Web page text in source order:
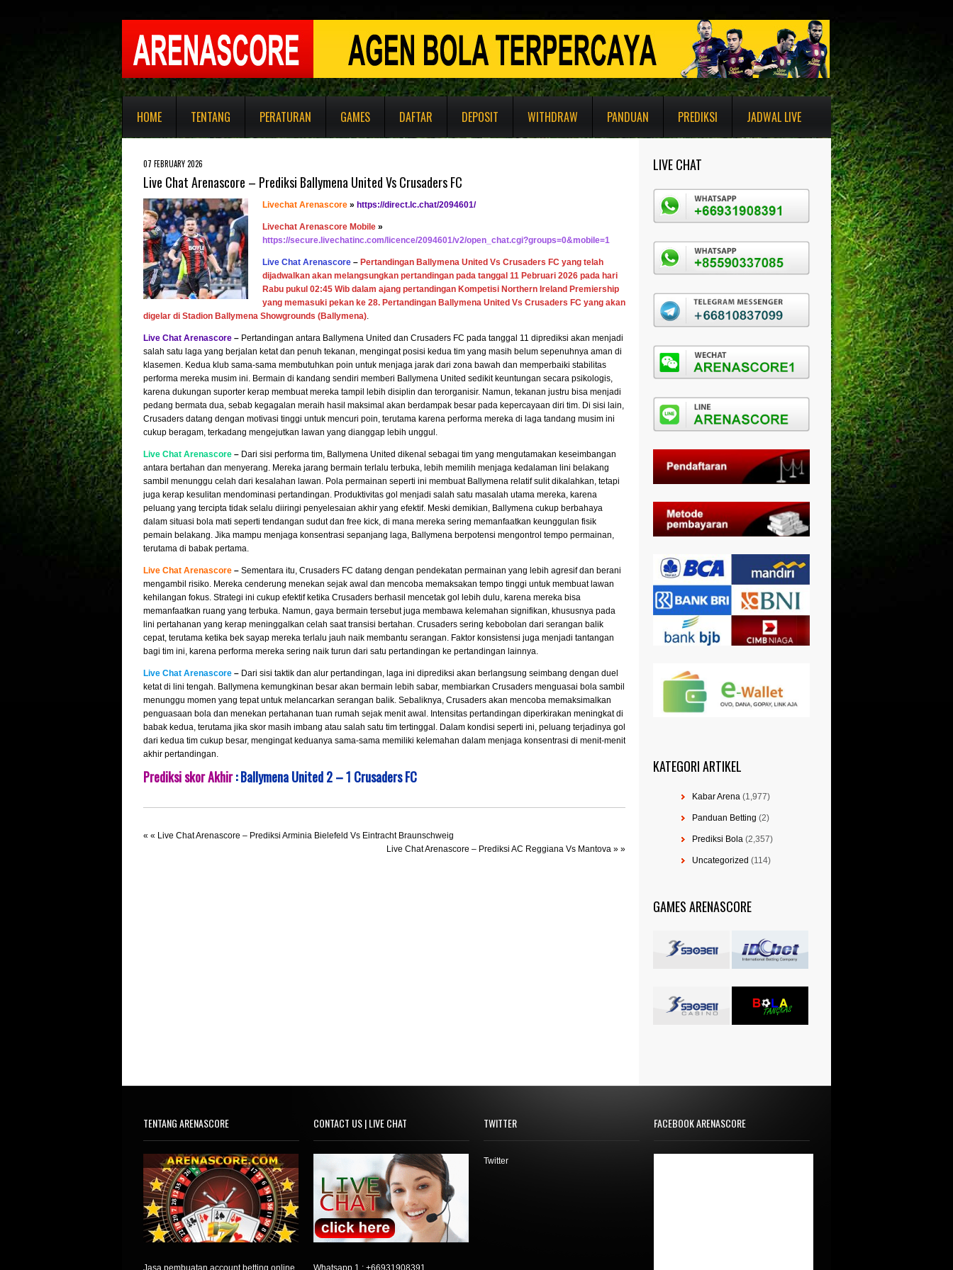
HOME TENTANG PERATURAN GAMES DAFTAR DEPOSIT WITHDRAW PANDUAN PREDIKSI JADWAL LIVE
07 FEBRUARY 2026
Live Chat Arenascore – Prediksi Ballymena United Vs Crusaders FC
Livechat Arenascore » https://direct.lc.chat/2094601/
Livechat Arenascore Mobile »
https://secure.livechatinc.com/licence/2094601/v2/open_chat.cgi?groups=0&mobile=1
Live Chat Arenascore – Pertandingan Ballymena United Vs Crusaders FC yang telah
dijadwalkan akan melangsungkan pertandingan pada tanggal 11 Pebruari 2026 pada hari
Rabu pukul 02:45 Wib dalam ajang pertandingan Kompetisi Northern Ireland Premiership
yang memasuki pekan ke 28. Pertandingan Ballymena United Vs Crusaders FC yang akan
digelar di Stadion Ballymena Showgrounds (Ballymena).
Live Chat Arenascore – Pertandingan antara Ballymena United dan Crusaders FC pada tanggal 11 diprediksi akan menjadi
salah satu laga yang berjalan ketat dan penuh tekanan, mengingat posisi kedua tim yang masih belum sepenuhnya aman di
klasemen. Kedua klub sama-sama membutuhkan poin untuk menjaga jarak dari zona bawah dan memperbaiki stabilitas
performa mereka musim ini. Bermain di kandang sendiri memberi Ballymena United sedikit keuntungan secara psikologis,
karena dukungan suporter kerap membuat mereka tampil lebih disiplin dan terorganisir. Namun, tekanan justru bisa menjadi
pedang bermata dua, sebab kegagalan meraih hasil maksimal akan berdampak besar pada kepercayaan diri tim. Di sisi lain,
Crusaders datang dengan motivasi tinggi untuk mencuri poin, terutama karena performa mereka di laga tandang musim ini
cukup beragam, terkadang mengejutkan lawan yang dianggap lebih unggul.
Live Chat Arenascore – Dari sisi performa tim, Ballymena United dikenal sebagai tim yang mengutamakan keseimbangan
antara bertahan dan menyerang. Mereka jarang bermain terlalu terbuka, lebih memilih menjaga kedalaman lini belakang
sambil menunggu celah dari kesalahan lawan. Pola permainan seperti ini membuat Ballymena relatif sulit dikalahkan, tetapi
juga kerap kesulitan mendominasi pertandingan. Produktivitas gol menjadi salah satu masalah utama mereka, karena
peluang yang tercipta tidak selalu diiringi penyelesaian akhir yang efektif. Meski demikian, Ballymena cukup berbahaya
dalam situasi bola mati seperti tendangan sudut dan free kick, di mana mereka sering memanfaatkan keunggulan fisik
pemain belakang. Jika mampu menjaga konsentrasi sepanjang laga, Ballymena berpotensi mengontrol tempo permainan,
terutama di babak pertama.
Live Chat Arenascore – Sementara itu, Crusaders FC datang dengan pendekatan permainan yang lebih agresif dan berani
mengambil risiko. Mereka cenderung menekan sejak awal dan mencoba memaksakan tempo tinggi untuk membuat lawan
kehilangan fokus. Strategi ini cukup efektif ketika Crusaders berhasil mencetak gol lebih dulu, karena mereka bisa
memanfaatkan ruang yang terbuka. Namun, gaya bermain tersebut juga membawa kelemahan signifikan, khususnya pada
lini pertahanan yang kerap meninggalkan celah saat transisi bertahan. Crusaders sering kebobolan dari serangan balik
cepat, terutama ketika bek sayap mereka terlalu jauh naik membantu serangan. Faktor konsistensi juga menjadi tantangan
bagi tim ini, karena performa mereka sering naik turun dari satu pertandingan ke pertandingan lainnya.
Live Chat Arenascore – Dari sisi taktik dan alur pertandingan, laga ini diprediksi akan berlangsung seimbang dengan duel
ketat di lini tengah. Ballymena kemungkinan besar akan bermain lebih sabar, membiarkan Crusaders menguasai bola sambil
menunggu momen yang tepat untuk melancarkan serangan balik. Sebaliknya, Crusaders akan mencoba memaksimalkan
penguasaan bola dan menekan pertahanan tuan rumah sejak menit awal. Intensitas pertandingan diperkirakan meningkat di
babak kedua, terutama jika skor masih imbang atau salah satu tim tertinggal. Dalam kondisi seperti ini, peluang terjadinya gol
dari kedua tim cukup besar, mengingat keduanya sama-sama memiliki kelemahan dalam menjaga konsentrasi di menit-menit
akhir pertandingan.
Prediksi skor Akhir: Ballymena United2 – 1 Crusaders FC
« « Live Chat Arenascore – Prediksi Arminia Bielefeld Vs Eintracht Braunschweig
Live Chat Arenascore – Prediksi AC Reggiana Vs Mantova » »
LIVE CHAT
KATEGORI ARTIKEL
Kabar Arena (1,977)
Panduan Betting (2)
Prediksi Bola (2,357)
Uncategorized (114)
GAMES ARENASCORE
TENTANG ARENASCORE CONTACT US | LIVE CHAT TWITTER
Twitter
FACEBOOK ARENASCORE